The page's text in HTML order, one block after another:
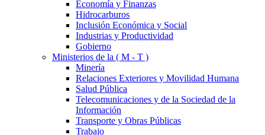
Economía y Finanzas
Hidrocarburos
Inclusión Económica y Social
Industrias y Productividad
Gobierno
Ministerios de la ( M - T )
Minería
Relaciones Exteriores y Movilidad Humana
Salud Pública
Telecomunicaciones y de la Sociedad de la
Información
Transporte y Obras Públicas
Trabajo